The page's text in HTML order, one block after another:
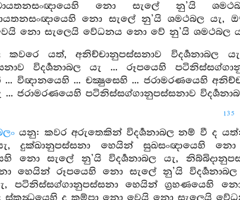
නො සැලේ නු’යි
නො සැලේ නු’යි ශමථබල යැ,
නො සැලෙයි වේධනය නො වේ නු’යි ශමථබල
කවරෙ යත්, අනිච්චානුපස්සනාව විදර්‍ශනාබල
විදර්‍ශනාබල යැ ... රූපයෙහි
... විඥානයෙහි ... චක්‍ෂුසෙහි ... ජරාමරණයෙහි
... ජරාමරණයෙහි පටිනිස්සග්ගානුපස්සනාව
135
යනු: කවර අරුතෙකින් විදර්‍ශනාබල නම් වී ද
යැ, දුක්ඛානුපස්සනා හෙයින් සුඛසංඥායෙහි
නො සැලේ නු’යි විදර්‍ශනාබල යැ,
හෙයින් රූපයෙහි නො සැලේ නු’යි
පටිනිස්සග්ගානුපස්සනා හෙයින් ග්‍රහණයෙහි